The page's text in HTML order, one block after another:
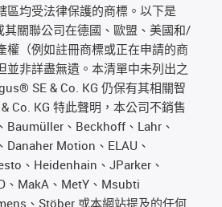
區均受法律保護的商標。以下是
其關聯公司在德國、歐盟、美國和/
權（例如註冊商標或正在申請的商
並非詳盡無遺。本清單中未列出之
SE & Co. KG 仍保有其相關智
Co. KG 特此聲明，本公司不銷售
Baumüller、Beckhoff、Lahr、
Motion、ELAU、
、Heidenhain、JParker、
、MakA、MetY、Msubti
、Stöber 或本網站提及的任何